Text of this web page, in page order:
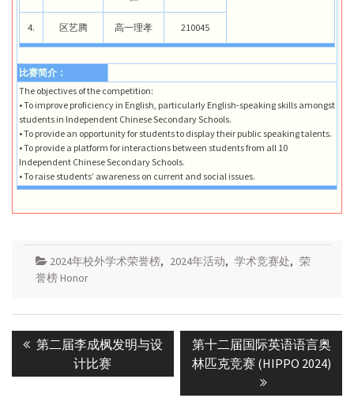
4. 区艺腾 高一理孝 210045
比赛简介：
The objectives of the competition:
• To improve proficiency in English, particularly English-speaking skills amongst
students in Independent Chinese Secondary Schools.
• To provide an opportunity for students to display their public speaking talents.
• To provide a platform for interactions between students from all 10
Independent Chinese Secondary Schools.
• To raise students’ awareness on current and social issues.
2024年校外学术荣誉榜, 2024年活动, 学术竞赛处, 荣
誉榜 Honor
Post
navigation
Previous
第二届李成枫发明与设
计比赛
Next
post:
第十二届国际英语语言奥
林匹克竞赛 (HIPPO 2024)